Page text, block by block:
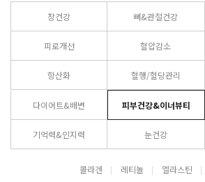
장건강 뼈&관절건강
피로개선 혈압감소
항산화 혈행/혈당관리
다이어트&배변 피부건강&이너뷰티
기억력&인지력 눈건강
콜라겐 레티놀 엘라스틴